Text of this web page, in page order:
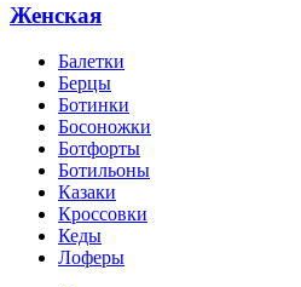
Женская
Балетки
Берцы
Ботинки
Босоножки
Ботфорты
Ботильоны
Казаки
Кроссовки
Кеды
Лоферы